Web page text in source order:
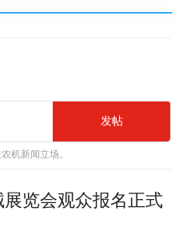
发帖
机新闻立场。
览会观众报名正式